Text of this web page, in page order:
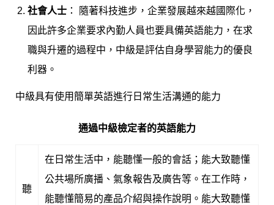
社會人士 ： 隨著科技進步，企業發展越來越國際化，
因此許多企業要求內勤人員也要具備英語能力，在求
職與升遷的過程中，中級是評估自身學習能力的優良
利器。
中級具有使用簡單英語進行日常生活溝通的能力
通過中級檢定者的英語能力
聽
在日常生活中，能聽懂一般的會話；能大致聽懂
公共場所廣播、氣象報告及廣告等。在工作時，
能聽懂簡易的產品介紹與操作說明。能大致聽懂